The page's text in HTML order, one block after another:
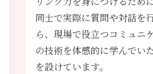
同士で実際に質問や対話を
ら、現場で役立つコミュニ
の技術を体感的に学んでい
を設けています。